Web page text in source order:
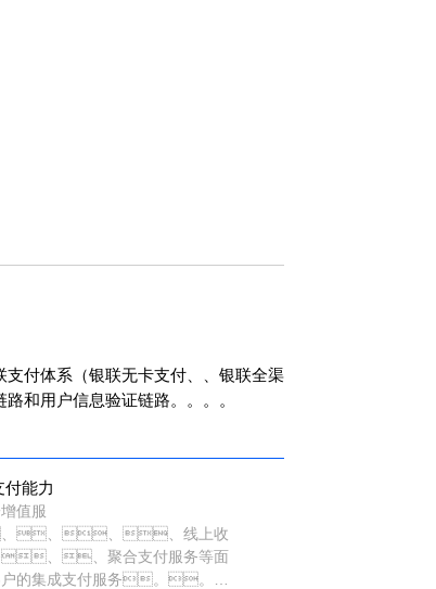
银联支付体系（银联无卡支付、、银联全渠
和用户信息验证链路。。。。
付能力
值服
、、、线上收
、、聚合支付服务等面
户的集成支付服务。。全